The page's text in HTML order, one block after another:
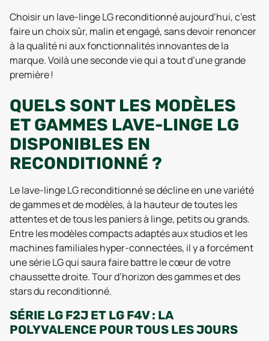
Choisir un lave-linge LG reconditionné aujourd’hui, c’est
faire un choix sûr, malin et engagé, sans devoir renoncer
à la qualité ni aux fonctionnalités innovantes de la
marque. Voilà une seconde vie qui a tout d’une grande
première !
QUELS SONT LES MODÈLES
ET GAMMES LAVE-LINGE LG
DISPONIBLES EN
RECONDITIONNÉ ?
Le lave-linge LG reconditionné se décline en une variété
de gammes et de modèles, à la hauteur de toutes les
attentes et de tous les paniers à linge, petits ou grands.
Entre les modèles compacts adaptés aux studios et les
machines familiales hyper-connectées, il y a forcément
une série LG qui saura faire battre le cœur de votre
chaussette droite. Tour d’horizon des gammes et des
stars du reconditionné.
SÉRIE LG F2J ET LG F4V : LA
POLYVALENCE POUR TOUS LES JOURS